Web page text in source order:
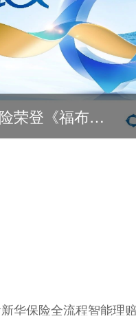
第378位！新华保险荣登《福布斯》全球500强
华保险全流程智能理